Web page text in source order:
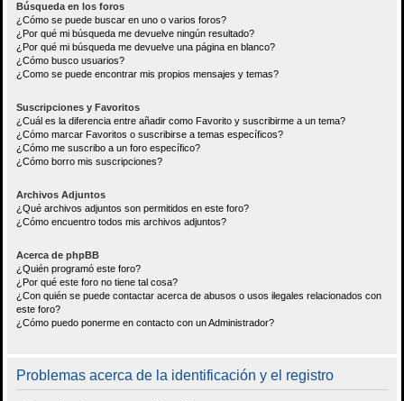
Búsqueda en los foros
¿Cómo se puede buscar en uno o varios foros?
¿Por qué mi búsqueda me devuelve ningún resultado?
¿Por qué mi búsqueda me devuelve una página en blanco?
¿Cómo busco usuarios?
¿Como se puede encontrar mis propios mensajes y temas?
Suscripciones y Favoritos
¿Cuál es la diferencia entre añadir como Favorito y suscribirme a un tema?
¿Cómo marcar Favoritos o suscribirse a temas específicos?
¿Cómo me suscribo a un foro específico?
¿Cómo borro mis suscripciones?
Archivos Adjuntos
¿Qué archivos adjuntos son permitidos en este foro?
¿Cómo encuentro todos mis archivos adjuntos?
Acerca de phpBB
¿Quién programó este foro?
¿Por qué este foro no tiene tal cosa?
¿Con quién se puede contactar acerca de abusos o usos ilegales relacionados con
este foro?
¿Cómo puedo ponerme en contacto con un Administrador?
Problemas acerca de la identificación y el registro